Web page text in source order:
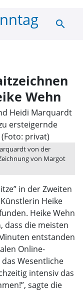
search
Wehn
von der
von Margot
in der Zweiten
Heike
Heike Wehn
dass die meisten
entstanden
Online-
Wesentliche
intensiv das
sagte die